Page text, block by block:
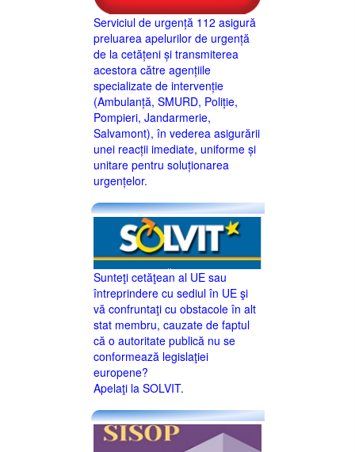
Serviciul de urgență 112 asigură
preluarea apelurilor de urgență
de la cetățeni și transmiterea
acestora către agențiile
specializate de intervenție
(Ambulanță, SMURD, Poliție,
Pompieri, Jandarmerie,
Salvamont), în vederea asigurării
unei reacții imediate, uniforme și
unitare pentru soluționarea
urgențelor.
Sunteţi cetăţean al UE sau
întreprindere cu sediul în UE şi
vă confruntaţi cu obstacole în alt
stat membru, cauzate de faptul
că o autoritate publică nu se
conformează legislaţiei
europene?
Apelaţi la SOLVIT.